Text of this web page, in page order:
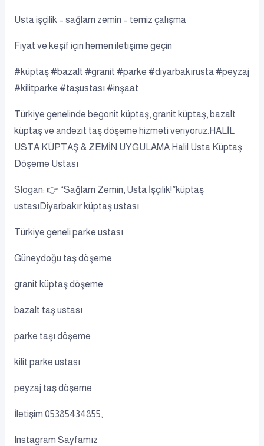
Usta işçilik – sağlam zemin – temiz çalışma
Fiyat ve keşif için hemen iletişime geçin
#küptaş #bazalt #granit #parke #diyarbakırusta #peyzaj
#kilitparke #taşustası #inşaat
Türkiye genelinde begonit küptaş, granit küptaş, bazalt
küptaş ve andezit taş döşeme hizmeti veriyoruz.HALİL
USTA KÜPTAŞ & ZEMİN UYGULAMA Halil Usta Küptaş
Döşeme Ustası
Slogan: 👉 “Sağlam Zemin, Usta İşçilik!”küptaş
ustasıDiyarbakır küptaş ustası
Türkiye geneli parke ustası
Güneydoğu taş döşeme
granit küptaş döşeme
bazalt taş ustası
parke taşı döşeme
kilit parke ustası
peyzaj taş döşeme
İletişim 05385434855,
Instagram Sayfamız